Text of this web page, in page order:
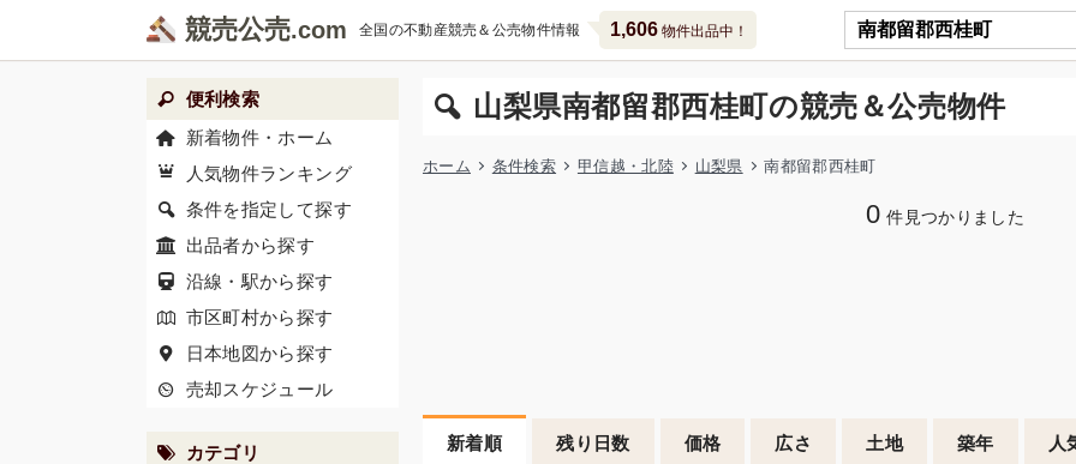
競売公売 全国の不動産競売＆公売物件情報 1,606物件出品中！
山梨県南都留郡西桂町の競売＆公売物件
ホーム 条件検索 甲信越・北陸 山梨県 南都留郡西桂町
0 件見つかりました
新着順 残り日数 価格 広さ 土地 築年 人
便利検索
新着物件・ホーム
人気物件ランキング
条件を指定して探す
出品者から探す
沿線・駅から探す
市区町村から探す
日本地図から探す
売却スケジュール
カテゴリ